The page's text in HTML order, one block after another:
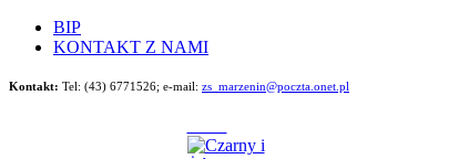
BIP
KONTAKT Z NAMI
Kontakt: Tel: (43) 6771526; e-mail: zs_marzenin@poczta.onet.pl